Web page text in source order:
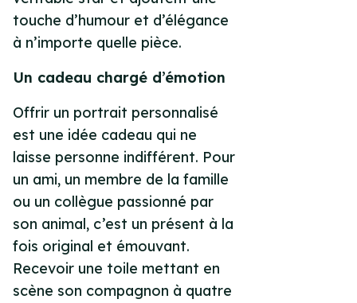
touche d’humour et d’élégance
à n’importe quelle pièce.
Un cadeau chargé d’émotion
Offrir un portrait personnalisé
est une idée cadeau qui ne
laisse personne indifférent. Pour
un ami, un membre de la famille
ou un collègue passionné par
son animal, c’est un présent à la
fois original et émouvant.
Recevoir une toile mettant en
scène son compagnon à quatre